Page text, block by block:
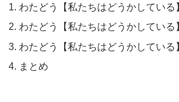
わたどう【私たちはどうかしてい
わたどう【私たちはどうかしてい
わたどう【私たちはどうかしてい
まとめ